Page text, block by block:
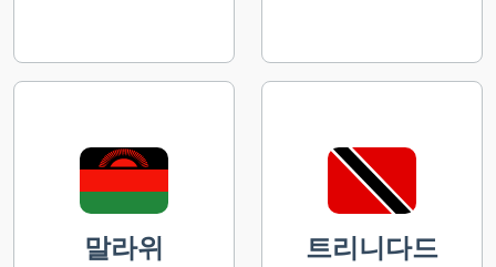
말라위
트리니다드